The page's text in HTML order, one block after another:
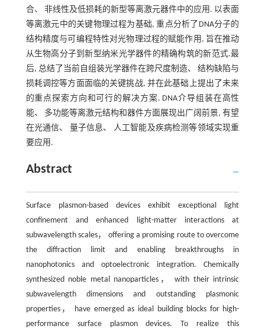
合、 非线性及低损耗的新型等离激元器件中的应用. 以表面
等离激元中的关键物理过程为基础, 重点分析了DNA分子的
结构精度与可编程特性对光物理过程的赋能作用, 旨在推动
从生物高分子到新型纳米光学器件的精确构筑的新范式.最
后, 总结了当前自组装光学器件在跨尺度制造、 结构缺陷与
损耗调控等方面面临的关键挑战, 并在此基础上提出了未来
的重点探索方向和可行的解决方案. DNA介导组装在高性
能、 多功能等离激元结构和器件方面展现出广阔前景, 有望
在光通信、 量子信息、 人工智能及疾病检测等领域实现重
要应用.
Abstract
Surface plasmon-based devices exhibit exceptional light
confinement and enhanced light-matter interactions at
subwavelength scales， offering a promising route to overcome
the diffraction limit and enabling breakthroughs in
nanophotonics and optoelectronic integration. Chemically
synthesized noble metal nanoparticles， with their intrinsic
subwavelength dimensions and outstanding plasmonic
properties， have emerged as ideal building blocks for high-
performance surface plasmon devices. To realize this